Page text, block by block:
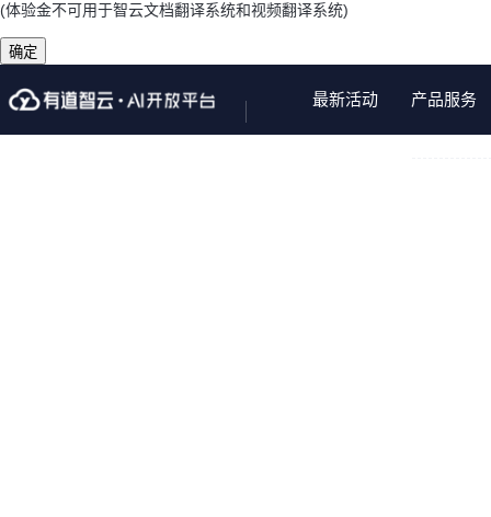
(体验金不可用于智云文档翻译系统和视频翻译系统)
确定
最新活动 产品服务